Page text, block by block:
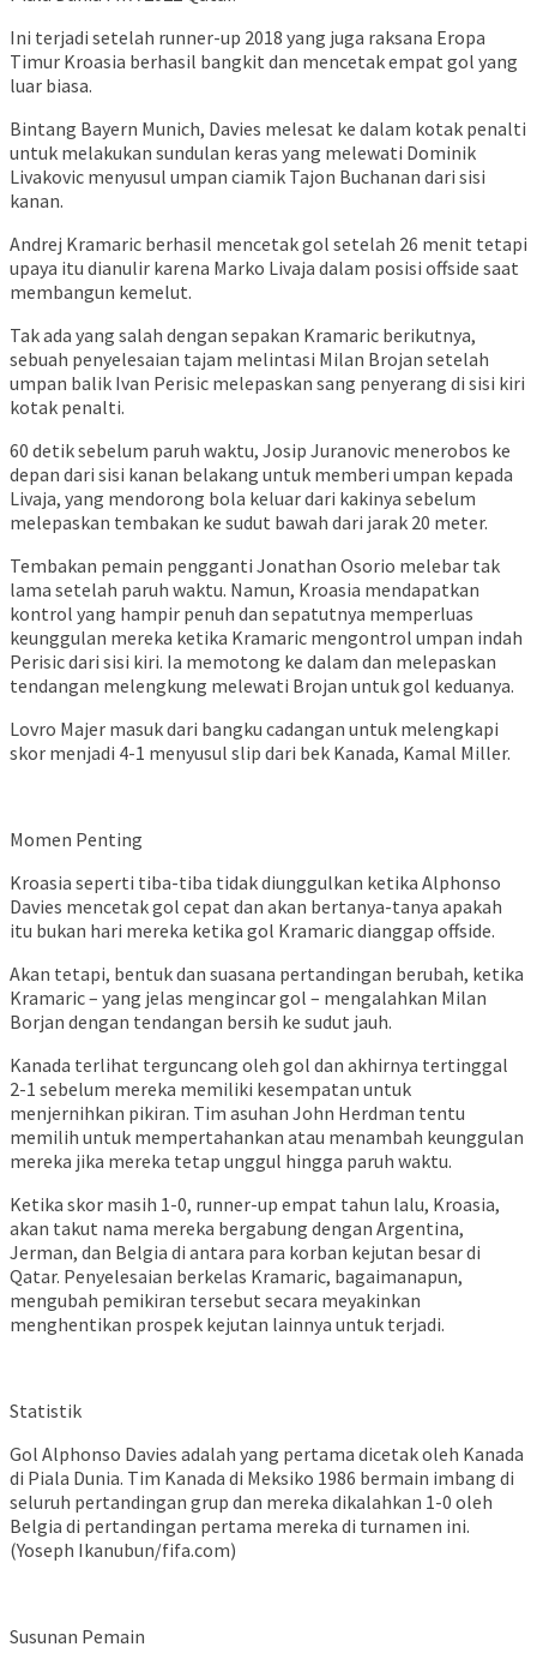
Ini terjadi setelah runner-up 2018 yang juga raksana Eropa
Timur Kroasia berhasil bangkit dan mencetak empat gol yang
luar biasa.
Bintang Bayern Munich, Davies melesat ke dalam kotak penalti
untuk melakukan sundulan keras yang melewati Dominik
Livakovic menyusul umpan ciamik Tajon Buchanan dari sisi
kanan.
Andrej Kramaric berhasil mencetak gol setelah 26 menit tetapi
upaya itu dianulir karena Marko Livaja dalam posisi offside saat
membangun kemelut.
Tak ada yang salah dengan sepakan Kramaric berikutnya,
sebuah penyelesaian tajam melintasi Milan Brojan setelah
umpan balik Ivan Perisic melepaskan sang penyerang di sisi kiri
kotak penalti.
60 detik sebelum paruh waktu, Josip Juranovic menerobos ke
depan dari sisi kanan belakang untuk memberi umpan kepada
Livaja, yang mendorong bola keluar dari kakinya sebelum
melepaskan tembakan ke sudut bawah dari jarak 20 meter.
Tembakan pemain pengganti Jonathan Osorio melebar tak
lama setelah paruh waktu. Namun, Kroasia mendapatkan
kontrol yang hampir penuh dan sepatutnya memperluas
keunggulan mereka ketika Kramaric mengontrol umpan indah
Perisic dari sisi kiri. Ia memotong ke dalam dan melepaskan
tendangan melengkung melewati Brojan untuk gol keduanya.
Lovro Majer masuk dari bangku cadangan untuk melengkapi
skor menjadi 4-1 menyusul slip dari bek Kanada, Kamal Miller.
Momen Penting
Kroasia seperti tiba-tiba tidak diunggulkan ketika Alphonso
Davies mencetak gol cepat dan akan bertanya-tanya apakah
itu bukan hari mereka ketika gol Kramaric dianggap offside.
Akan tetapi, bentuk dan suasana pertandingan berubah, ketika
Kramaric – yang jelas mengincar gol – mengalahkan Milan
Borjan dengan tendangan bersih ke sudut jauh.
Kanada terlihat terguncang oleh gol dan akhirnya tertinggal
2-1 sebelum mereka memiliki kesempatan untuk
menjernihkan pikiran. Tim asuhan John Herdman tentu
memilih untuk mempertahankan atau menambah keunggulan
mereka jika mereka tetap unggul hingga paruh waktu.
Ketika skor masih 1-0, runner-up empat tahun lalu, Kroasia,
akan takut nama mereka bergabung dengan Argentina,
Jerman, dan Belgia di antara para korban kejutan besar di
Qatar. Penyelesaian berkelas Kramaric, bagaimanapun,
mengubah pemikiran tersebut secara meyakinkan
menghentikan prospek kejutan lainnya untuk terjadi.
Statistik
Gol Alphonso Davies adalah yang pertama dicetak oleh Kanada
di Piala Dunia. Tim Kanada di Meksiko 1986 bermain imbang di
seluruh pertandingan grup dan mereka dikalahkan 1-0 oleh
Belgia di pertandingan pertama mereka di turnamen ini.
(Yoseph Ikanubun/fifa.com)
Susunan Pemain